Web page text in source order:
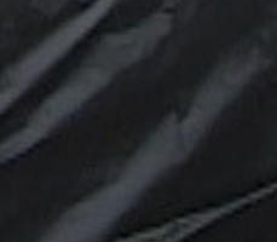
KONCEPCIÓK
BEJELENTŐ